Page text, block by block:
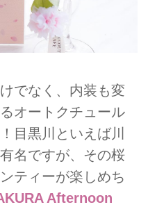
でなく、内装も変
オートクチュール
目黒川といえば川
名ですが、その桜
ティーが楽しめち
Afternoon